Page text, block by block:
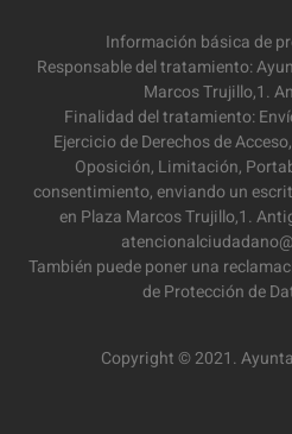
Información básica de
Responsable del tratamiento:
Marcos Trujillo,1.
Finalidad del tratamiento:
Ejercicio de Derechos de
Oposición, Limitación,
consentimiento, enviando un
en Plaza Marcos Trujillo,1.
También puede poner una
de Protección de
Copyright © 2021.